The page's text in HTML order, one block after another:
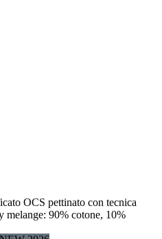
OCS pettinato con tecnica
melange: 90% cotone, 10%